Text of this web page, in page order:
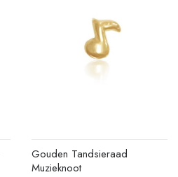
Gouden Tandsieraad
Muzieknoot